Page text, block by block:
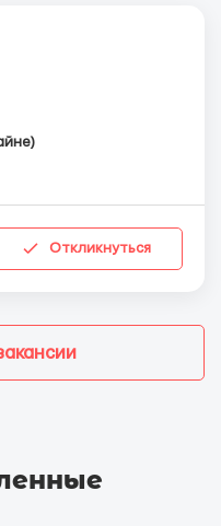
Откликнуться